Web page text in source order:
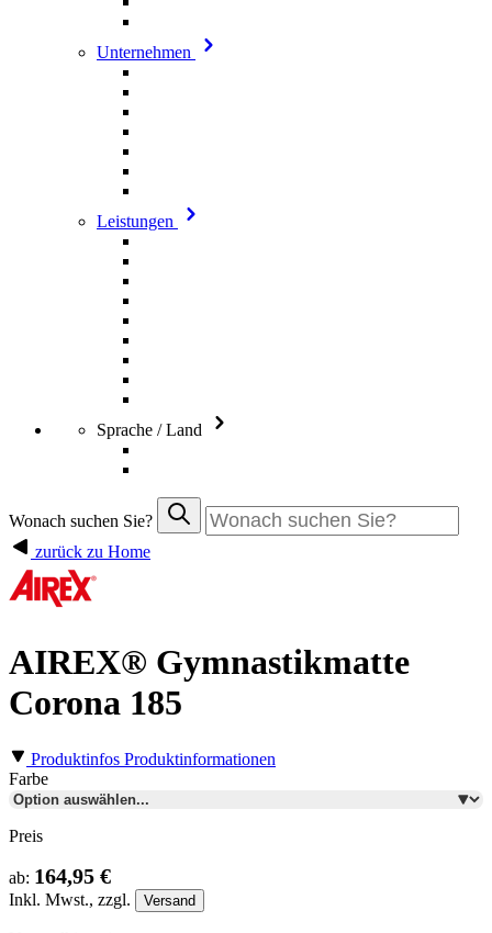
Unternehmen
Leistungen
Sprache / Land
Wonach suchen Sie?
zurück zu Home
AIREX® Gymnastikmatte
Corona 185
Produktinfos Produktinformationen
Farbe
Preis
ab: 164,95 €
Inkl. Mwst., zzgl. Versand